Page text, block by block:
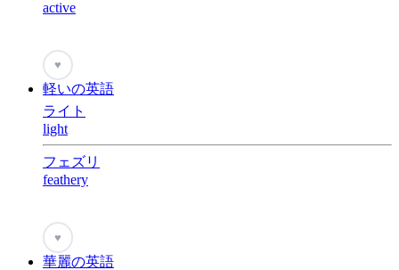
active
♥
軽いの英語
ライト
light
フェズリ
feathery
♥
華麗の英語